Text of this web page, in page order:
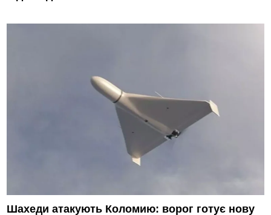
Шахеди атакують Коломию: ворог готує нову